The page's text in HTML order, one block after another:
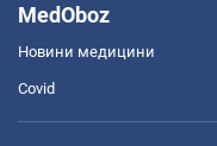
MedOboz
Новини медицини
Covid